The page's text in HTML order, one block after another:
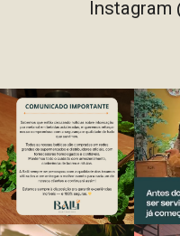
Instagram